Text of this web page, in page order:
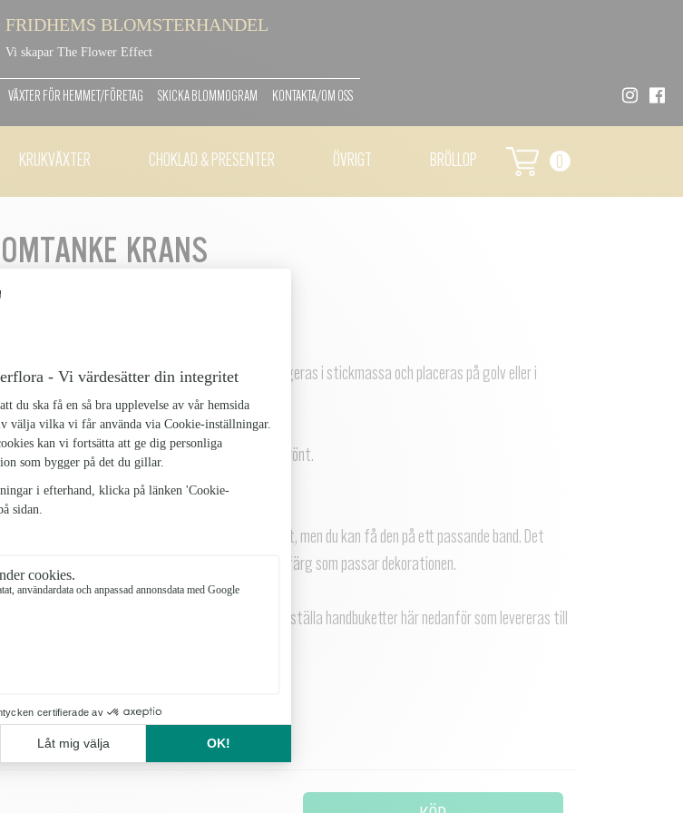
FRIDHEMS BLOMSTERHANDEL
Vi skapar The Flower Effect
VÄXTER FÖR HEMMET/FÖRETAG SKICKA BLOMMOGRAM KONTAKTA/OM OSS
KRUKVÄXTER CHOKLAD & PRESENTER ÖVRIGT BRÖLLOP 0
OMTANKE KRANS
Kransen skapas genom att blommor och grönt arrangeras i stickmassa och placeras på golv eller i
ställning runt kista eller urna vid begravningen.
- Innehåller nejlikor, rosor, alstroemeria och blandat grönt.
- Kransen är ca 55 cm i diameter.
Kransen levereras med din hälsning på ett textat kort, men du kan få den på ett passande band. Det
lägger du till som tillval här nedan och butiken väljer färg som passar dekorationen.
Om du kommer närvara på begravningen så kan du beställa handbuketter här nedanför som levereras till